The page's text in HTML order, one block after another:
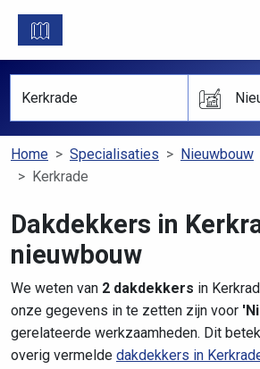
Home Specialisaties Nieuwbouw
Kerkrade
Dakdekkers in
nieuwbouw
We weten van 2 dakdekkers in
onze gegevens in te zetten zijn voor
gerelateerde werkzaamheden. Dit
overig vermelde dakdekkers in